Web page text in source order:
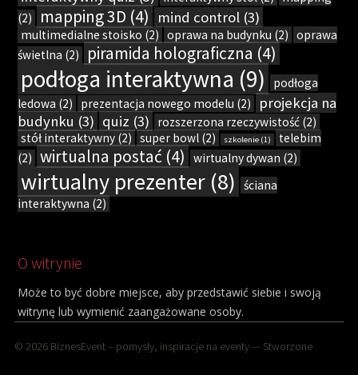
(2)
mapping 3D (4) mind control (3)
multimedialne stoisko (2) oprawa na budynku (2) oprawa
świetlna (2) piramida holograficzna (4)
podłoga interaktywna (9)
podłoga
ledowa (2) prezentacja nowego modelu (2)
projekcja na
budynku (3) quiz (3) rozszerzona rzeczywistość (2)
stół interaktywny (2) super bowl (2) szkolenie (1)
telebim
(2) wirtualna postać (4) wirtualny dywan (2)
wirtualny prezenter (8)
ściana
interaktywna (2)
O witrynie
Może to być dobre miejsce, aby przedstawić siebie i swoją
witrynę lub wymienić zaangażowane osoby.
© 2026 BiznesEvent – pomysły, inspiracje na eventy— Stworzone